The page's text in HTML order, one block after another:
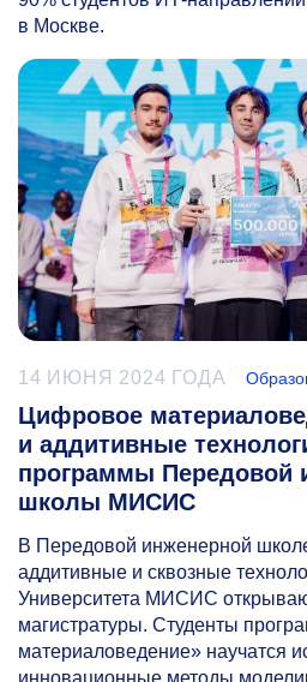
в Москве.
14 ИЮНЯ 2024 ГОДА
Цифровое
и аддитивные
программы Передовой
школы МИСИС
В Передовой инженерной
аддитивные и сквозные
Университета МИСИС
магистратуры. Студенты
материаловедение» научатся